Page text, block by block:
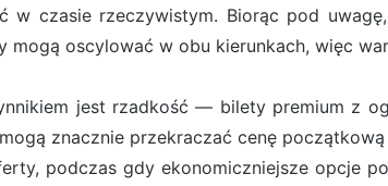
w czasie rzeczywistym. Biorąc pod
mogą oscylować w obu kierunkach, więc
jest rzadkość — bilety premium z
znacznie przekraczać cenę
podczas gdy ekonomiczniejsze opcje